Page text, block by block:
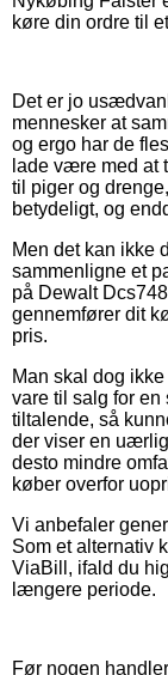
køre din ordre til
Det er jo
mennesker at
og ergo har de
lade være med at
til piger og
betydeligt, og
Men det kan ikke
sammenligne et
på Dewalt
gennemfører dit
pris.
Man skal dog
vare til salg for
tiltalende, så
der viser en
desto mindre
køber overfor
Vi anbefaler
Som et alternativ
ViaBill, ifald du
længere periode.
Før nogen